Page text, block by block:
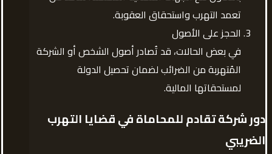
تعمد التهرب واستحقاق العقوبة.
الحجز على الأصول
في بعض الحالات، قد تُصادر أصول الشخص أو الشركة
المُتهربة من الضرائب لضمان تحصيل الدولة
لمستحقاتها المالية.
دور شركة تقادم للمحاماة في قضايا التهرب
الضريبي